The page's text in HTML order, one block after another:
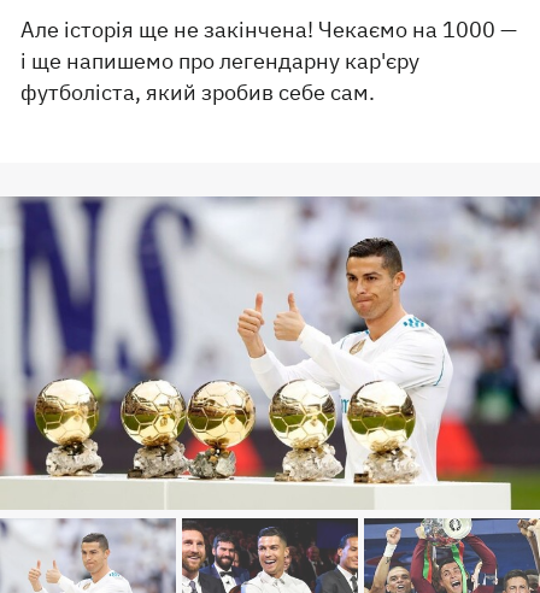
Але історія ще не закінчена! Чекаємо на 1000 —
і ще напишемо про легендарну кар'єру
футболіста, який зробив себе сам.